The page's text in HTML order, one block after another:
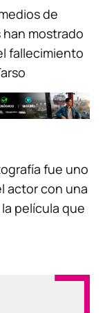
de
mostrado
fallecimiento
fue uno
actor con una
película que